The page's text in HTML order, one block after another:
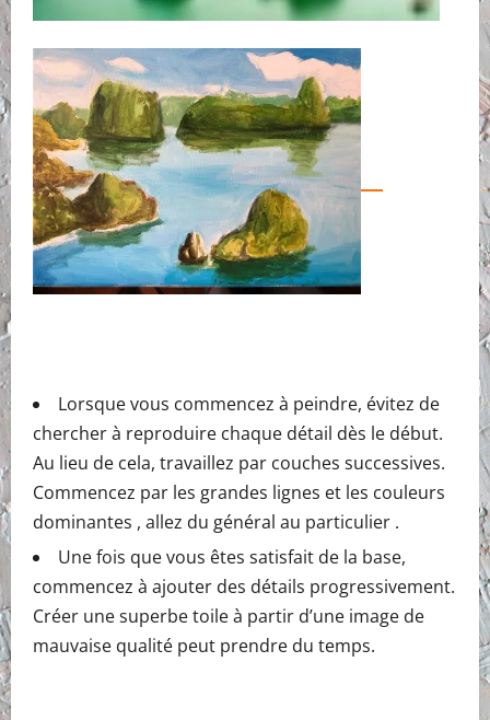
Lorsque vous commencez à peindre, évitez de
chercher à reproduire chaque détail dès le début.
Au lieu de cela, travaillez par couches successives.
Commencez par les grandes lignes et les couleurs
dominantes , allez du général au particulier .
Une fois que vous êtes satisfait de la base,
commencez à ajouter des détails progressivement.
Créer une superbe toile à partir d’une image de
mauvaise qualité peut prendre du temps.